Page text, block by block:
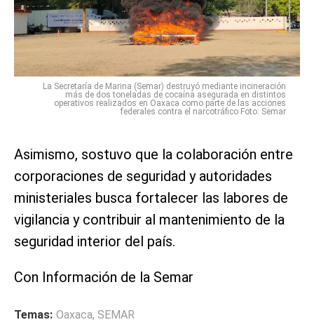
La Secretaría de Marina (Semar) destruyó mediante incineración
más de dos toneladas de cocaína asegurada en distintos
operativos realizados en Oaxaca como parte de las acciones
federales contra el narcotráfico Foto: Semar
Asimismo, sostuvo que la colaboración entre
corporaciones de seguridad y autoridades
ministeriales busca fortalecer las labores de
vigilancia y contribuir al mantenimiento de la
seguridad interior del país.
Con Información de la Semar
Temas: Oaxaca, SEMAR